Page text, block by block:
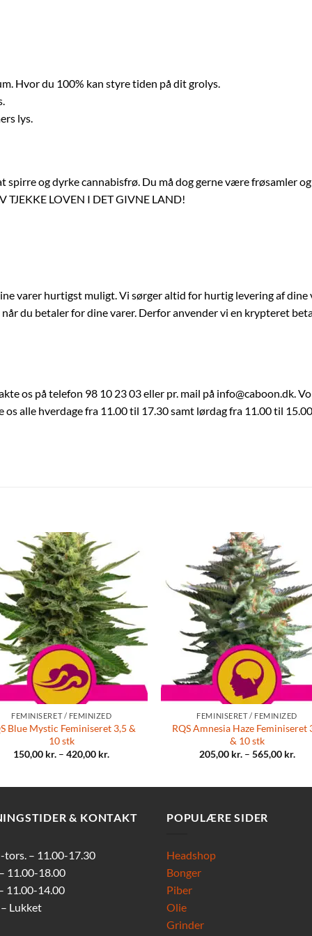
Hvor du 100% kan styre tiden på dit grolys.
lys.
spirre og dyrke cannabisfrø. Du må dog gerne være frøsamler
TJEKKE LOVEN I DET GIVNE LAND!
varer hurtigst muligt. Vi sørger altid for hurtig levering af dine
du betaler for dine varer. Derfor anvender vi en krypteret
os på telefon 98 10 23 03 eller pr. mail på info@caboon.dk.
alle hverdage fra 11.00 til 17.30 samt lørdag fra 11.00 til
FEMINISERET / FEMINIZED
Blue Mystic Feminiseret 3,5 &
10 stk
150,00 kr. –420,00 kr.
FEMINISERET / FEMINIZED
RQS Amnesia Haze Feminiseret
& 10 stk
205,00 kr.– 565,00 kr.
& KONTAKT
tors. – 11.00-17.30
11.00-18.00
11.00-14.00
– Lukket
POPULÆRE SIDER
Headshop
Bonger
Piber
Olie
Grinder